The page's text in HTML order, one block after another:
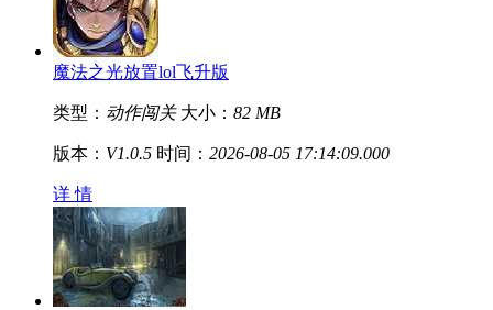
魔法之光放置lol飞升版
类型： 动作闯关 大小： 82 MB
版本： V1.0.5 时间： 2026-08-05 17:14:09.000
详 情